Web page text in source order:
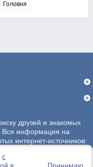
с
Головня
друзей и знакомых
Вся информация на
интернет-источников:
несет.